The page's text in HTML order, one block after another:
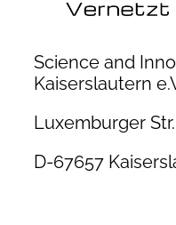
Science and
Kaiserslautern
Luxemburger
D-67657